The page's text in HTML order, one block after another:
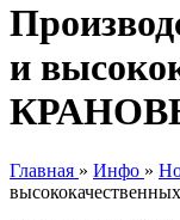
и
Главная » Инфо »